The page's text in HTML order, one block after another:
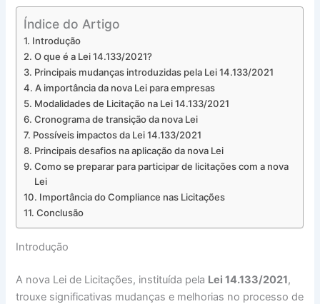
Índice do Artigo
Introdução
O que é a Lei 14.133/2021?
Principais mudanças introduzidas pela Lei 14.133/2021
A importância da nova Lei para empresas
Modalidades de Licitação na Lei 14.133/2021
Cronograma de transição da nova Lei
Possíveis impactos da Lei 14.133/2021
Principais desafios na aplicação da nova Lei
Como se preparar para participar de licitações com a nova
Lei
Importância do Compliance nas Licitações
Conclusão
Introdução
A nova Lei de Licitações, instituída pela Lei 14.133/2021,
trouxe significativas mudanças e melhorias no processo de